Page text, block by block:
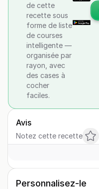
de cette
recette sous
forme de liste
de courses
intelligente —
organisée par
rayon, avec
des cases à
cocher
faciles.
Avis
Notez cette recette
Personnalisez-le